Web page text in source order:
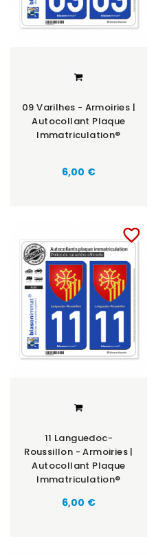
09 Varilhes - Armoiries |
Autocollant Plaque
Immatriculation®
6,00 €
favorite_border
11 Languedoc-
Roussillon - Armoiries |
Autocollant Plaque
Immatriculation®
6,00 €